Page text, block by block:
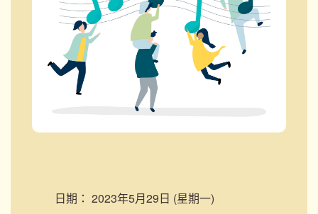
日期： 2023年5月29日 (星期一)